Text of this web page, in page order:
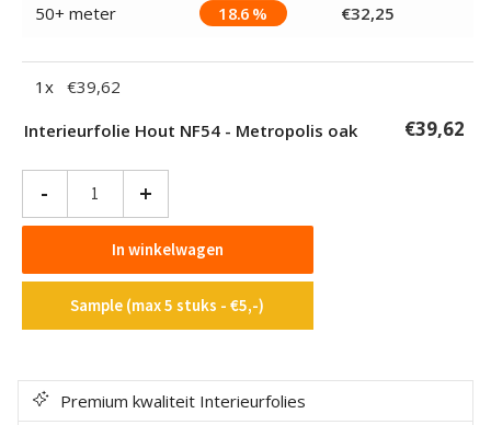
50+ meter 18.6 % €32,25
1 x €39,62
Interieurfolie Hout NF54 - Metropolis oak
€39,62
-
NF54
Metropolis
+
In winkelwagen
Sample (max 5 stuks - €5,-)
Premium kwaliteit Interieurfolies